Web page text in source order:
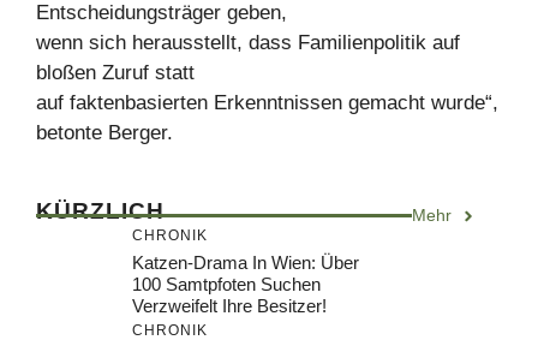
Entscheidungsträger geben,
wenn sich herausstellt, dass Familienpolitik auf
bloßen Zuruf statt
auf faktenbasierten Erkenntnissen gemacht wurde“,
betonte Berger.
KÜRZLICH Mehr
CHRONIK
Katzen-Drama In Wien: Über
100 Samtpfoten Suchen
Verzweifelt Ihre Besitzer!
CHRONIK